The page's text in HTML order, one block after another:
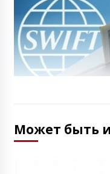
Может быть